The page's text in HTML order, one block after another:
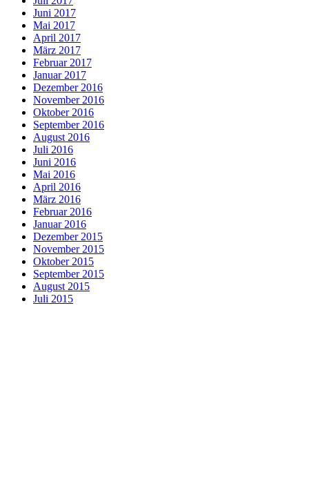
Juni 2017
Mai 2017
April 2017
März 2017
Februar 2017
Januar 2017
Dezember 2016
November 2016
Oktober 2016
September 2016
August 2016
Juli 2016
Juni 2016
Mai 2016
April 2016
März 2016
Februar 2016
Januar 2016
Dezember 2015
November 2015
Oktober 2015
September 2015
August 2015
Juli 2015